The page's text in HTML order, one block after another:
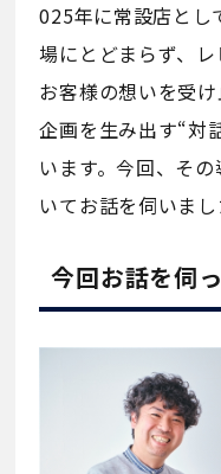
025年に常設店とし
場にとどまらず、
お客様の想いを受
企画を生み出す“対
います。今回、そ
いてお話を伺いまし
今回お話を伺